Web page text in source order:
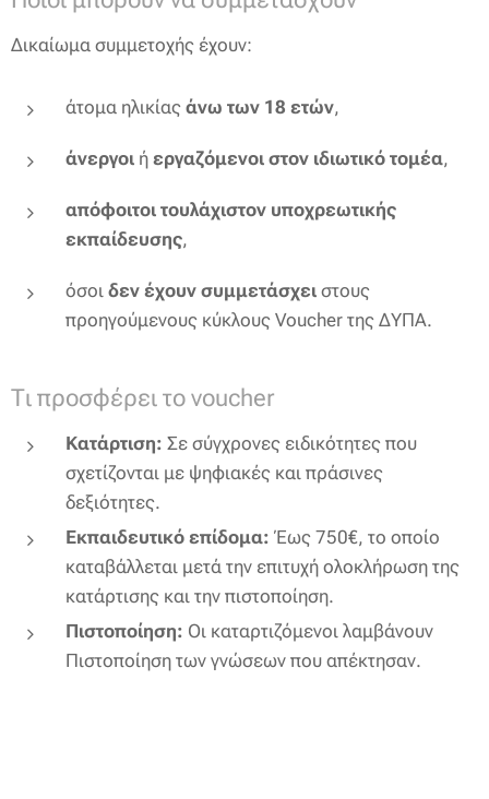
Δικαίωμα συμμετοχής έχουν:
άτομα ηλικίας άνω των 18 ετών,
άνεργοι ή εργαζόμενοι στον ιδιωτικό τομέα,
απόφοιτοι τουλάχιστον υποχρεωτικής
εκπαίδευσης,
όσοι δεν έχουν συμμετάσχει στους
προηγούμενους κύκλους Voucher της ΔΥΠΑ.
Τι προσφέρει το voucher
Κατάρτιση: Σε σύγχρονες ειδικότητες που
σχετίζονται με ψηφιακές και πράσινες
δεξιότητες.
Εκπαιδευτικό επίδομα: Έως 750€, το οποίο
καταβάλλεται μετά την επιτυχή ολοκλήρωση της
κατάρτισης και την πιστοποίηση.
Πιστοποίηση: Οι καταρτιζόμενοι λαμβάνουν
Πιστοποίηση των γνώσεων που απέκτησαν.